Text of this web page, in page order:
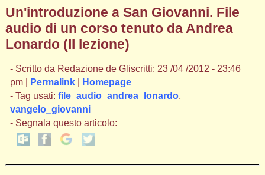
Un'introduzione a San Giovanni. File
audio di un corso tenuto da Andrea
Lonardo (II lezione)
- Scritto da Redazione de Gliscritti: 23 /04 /2012 - 23:46
pm |
Permalink|
Homepage
- Tag usati: file_audio_andrea_lonardo,
vangelo_giovanni
- Segnala questo articolo: